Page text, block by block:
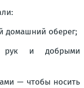
домашний оберег;
рук и добрыми
— чтобы носить